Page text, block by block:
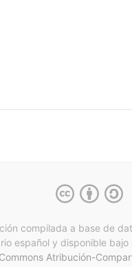
compilada a base de
español y disponible bajo
Commons Atribución-